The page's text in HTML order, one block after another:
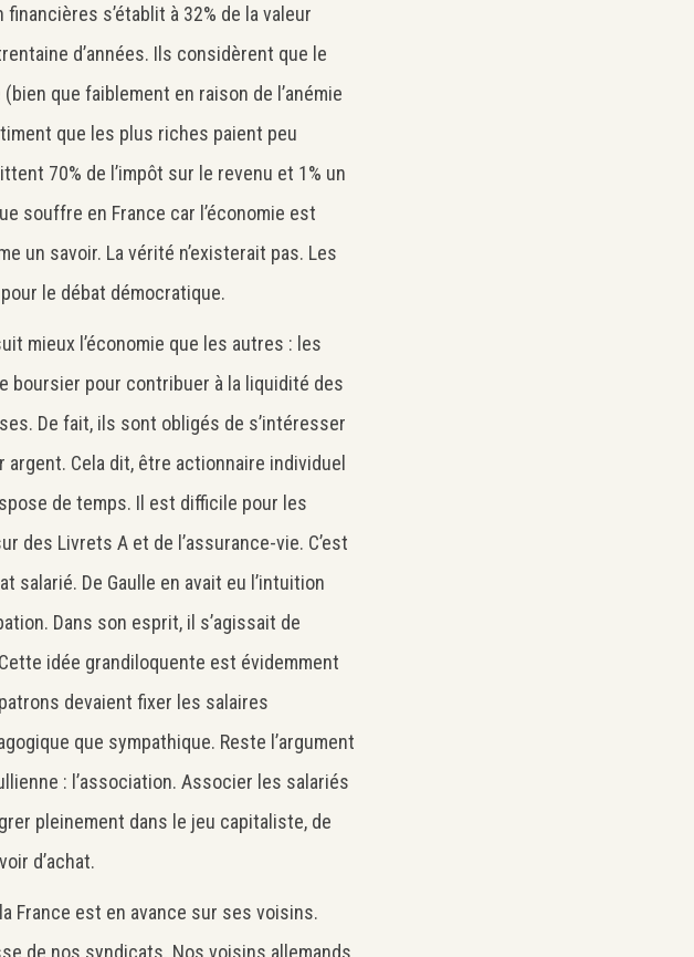
s’établit à 32% de la valeur
d’années. Ils considèrent que le
que faiblement en raison de l’anémie
que les plus riches paient peu
70% de l’impôt sur le revenu et 1% un
souffre en France car l’économie est
un savoir. La vérité n’existerait pas. Les
le débat démocratique.
mieux l’économie que les autres : les
boursier pour contribuer à la liquidité des
De fait, ils sont obligés de s’intéresser
Cela dit, être actionnaire individuel
de temps. Il est difficile pour les
des Livrets A et de l’assurance-vie. C’est
salarié. De Gaulle en avait eu l’intuition
Dans son esprit, il s’agissait de
idée grandiloquente est évidemment
devaient fixer les salaires
que sympathique. Reste l’argument
: l’association. Associer les salariés
pleinement dans le jeu capitaliste, de
d’achat.
France est en avance sur ses voisins.
de nos syndicats. Nos voisins allemands